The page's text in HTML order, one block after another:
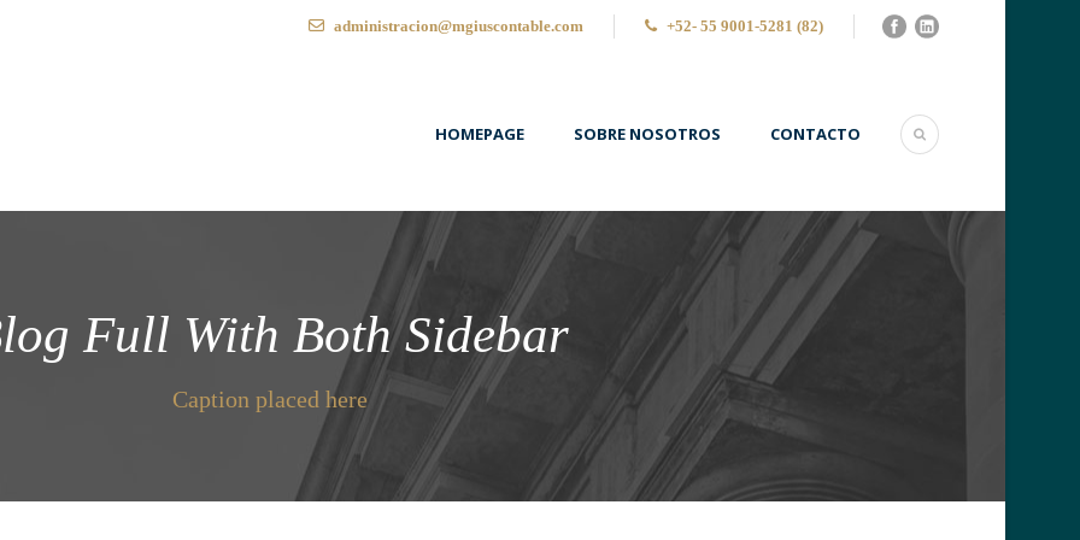
administracion@mgiuscontable.com +52- 55 9001-5281 (82)
HOMEPAGE SOBRE NOSOTROS CONTACTO
Full With Both Sidebar
Caption placed here